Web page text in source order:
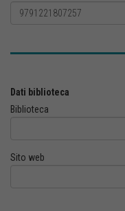
Dati biblioteca
Biblioteca
Sito web